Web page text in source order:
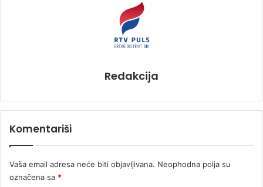
Redakcija
Komentariši
Vaša email adresa neće biti objavljivana. Neophodna polja su
označena sa *